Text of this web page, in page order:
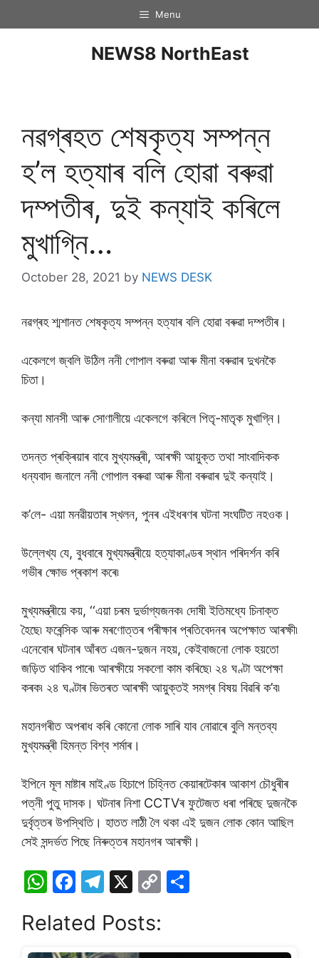
Menu
NEWS8 NorthEast
নৱগ্ৰহত শেষকৃত্য সম্পন্ন
হ’ল হত্যাৰ বলি হোৱা বৰুৱা
দম্পতীৰ, দুই কন্যাই কৰিলে
মুখাগ্নি…
October 28, 2021 by NEWS DESK
নৱগ্ৰহ শ্মশানত শেষকৃত্য সম্পন্ন হত্যাৰ বলি হোৱা বৰুৱা দম্পতীৰ।
একেলগে জ্বলি উঠিল ননী গোপাল বৰুৱা আৰু মীনা বৰুৱাৰ দুখনকৈ
চিতা।
কন্যা মানসী আৰু সোণালীয়ে একেলগে কৰিলে পিতৃ-মাতৃক মুখাগ্নি।
তদন্ত প্ৰক্ৰিয়াৰ বাবে মুখ্যমন্ত্ৰী, আৰক্ষী আয়ুক্ত তথা সাংবাদিকক
ধন্যবাদ জনালে ননী গোপাল বৰুৱা আৰু মীনা বৰুৱাৰ দুই কন্যাই।
ক’লে- এয়া মনৱীয়তাৰ স্খলন, পুনৰ এইধৰণৰ ঘটনা সংঘটিত নহওক।
উল্লেখ্য যে, বুধবাৰে মুখ্যমন্ত্ৰীয়ে হত্যাকাণ্ডৰ স্থান পৰিদৰ্শন কৰি
গভীৰ ক্ষোভ প্ৰকাশ কৰে৷
মুখ্যমন্ত্ৰীয়ে কয়, ‘‘এয়া চৰম দুৰ্ভাগ্যজনক৷ দোষী ইতিমধ্যে চিনাক্ত
হৈছে৷ ফৰেন্সিক আৰু মৰণোত্তৰ পৰীক্ষাৰ প্ৰতিবেদনৰ অপেক্ষাত আৰক্ষী৷
এনেবোৰ ঘটনাৰ আঁৰত এজন-দুজন নহয়, কেইবাজনো লোক হয়তো
জড়িত থাকিব পাৰে৷ আৰক্ষীয়ে সকলো কাম কৰিছে৷ ২৪ ঘণ্টা অপেক্ষা
কৰক৷ ২৪ ঘণ্টাৰ ভিতৰত আৰক্ষী আয়ুক্তই সমগ্ৰ বিষয় বিৱৰি ক’ব৷
মহানগৰীত অপৰাধ কৰি কোনো লোক সাৰি যাব নোৱাৰে বুলি মন্তব্য
মুখ্যমন্ত্ৰী হিমন্ত বিশ্ব শৰ্মাৰ।
ইপিনে মূল মাষ্টাৰ মাইণ্ড হিচাপে চিহ্নিত কেয়াৰটেকাৰ আকাশ চৌধুৰীৰ
পত্নী পুতু দাসক। ঘটনাৰ নিশা CCTVৰ ফুটেজত ধৰা পৰিছে দুজনকৈ
দুৰ্বৃত্তৰ উপস্থিতি। হাতত লাঠী লৈ থকা এই দুজন লোক কোন আছিল
সেই সন্দৰ্ভত পিছে নিৰুত্তৰ মহানগৰ আৰক্ষী।
W
at
s
F
c
e
T
e
gr
X
C
y e
Related Posts: